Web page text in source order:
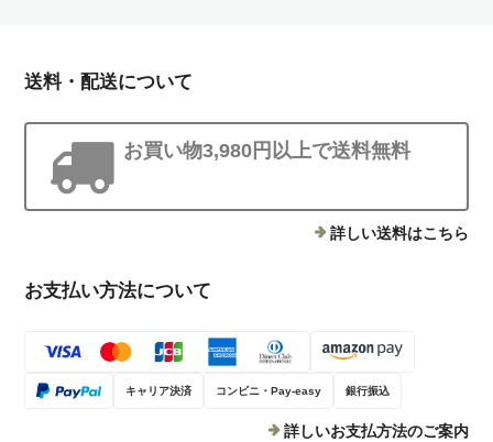
送料・配送について
お買い物3,980円以上で送料無料
詳しい送料はこちら
お支払い方法について
キャリア決済 コンビニ・Pay-easy 銀行振込
詳しいお支払方法のご案内